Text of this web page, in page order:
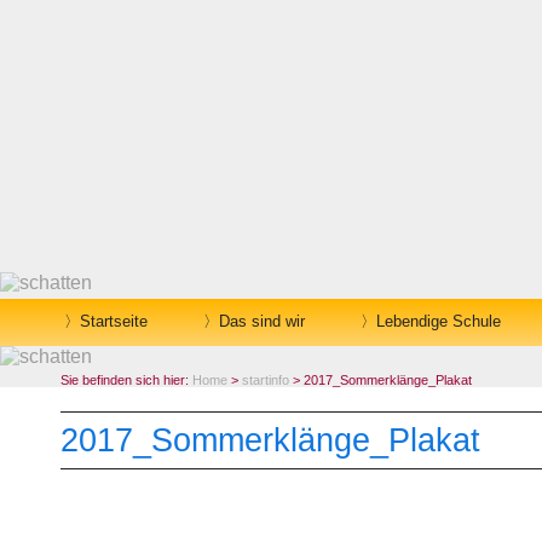
Startseite Das sind wir Lebendige Schule
Sie befinden sich hier: Home > startinfo > 2017_Sommerklänge_Plakat
2017_Sommerklänge_Plakat